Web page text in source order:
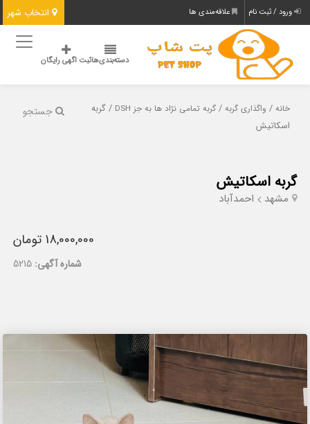
انتخاب شهر ورود / ثبت نام علاقه‌مندی ها
دسته‌بندی‌هاثبت اگهی رایگان
جستجو خانه / واگذاری گربه /گربه تمامی نژاد ها به جز DSH
/ گربه
اسکاتیش
گربه اسکاتیش
مشهد احمدآباد
18,000,000 تومان
شماره آگهی: 5215